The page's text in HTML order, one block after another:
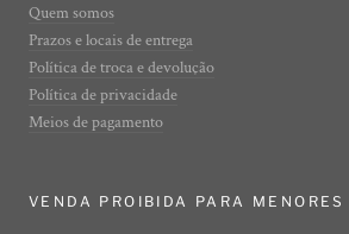
Quem somos
Prazos e locais de entrega
Política de troca e devolução
Política de privacidade
Meios de pagamento
VENDA PROIBIDA PARA